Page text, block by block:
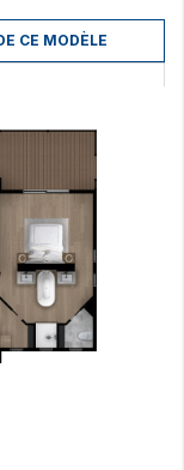
CE MODÈLE